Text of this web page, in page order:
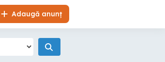
Adaugă anunț